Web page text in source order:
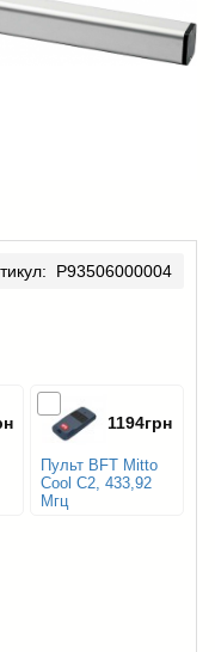
P93506000004
Пульт BFT Mitto
Cool C2, 433,92
Мгц
1194грн